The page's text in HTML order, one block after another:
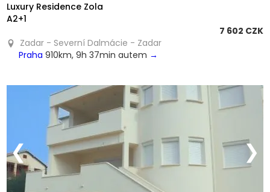
Luxury Residence Zola
A2+1
7 602 CZK
Zadar - Severní Dalmácie - Zadar
Praha 910km, 9h 37min autem →
❮ ❯